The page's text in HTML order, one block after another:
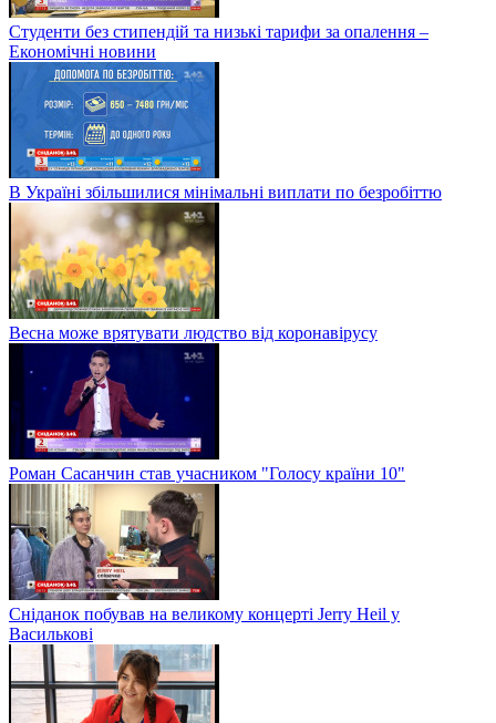
Студенти без стипендій та низькі тарифи за опалення –
Економічні новини
В Україні збільшилися мінімальні виплати по безробіттю
Весна може врятувати людство від коронавірусу
Роман Сасанчин став учасником "Голосу країни 10"
Сніданок побував на великому концерті Jerry Heil у
Василькові